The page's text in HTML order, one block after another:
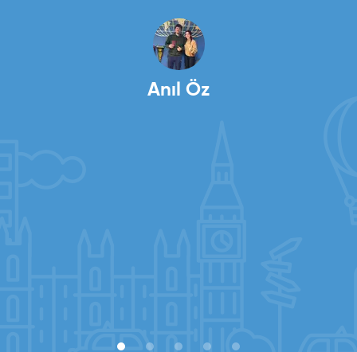
Anıl Öz
ardından 11’inci haftada vizemi aldım. Çok
mutluyum! Bu süreçte bana her konuda titizlikle
destek olan danışmanım Merve Ortakçı’ya ve tüm
Global Vizyon ailesine çok teşekkür ederim.